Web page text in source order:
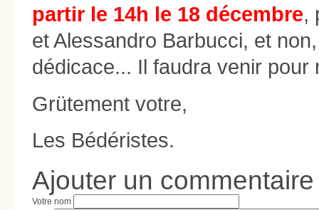
partir le 14h le 18 décembre,
et Alessandro Barbucci, et
dédicace... Il faudra venir
Grütement votre,
Les Bédéristes.
Ajouter un commentaire
Votre nom